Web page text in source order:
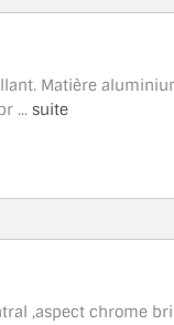
Matière
... suite
,aspect chrome